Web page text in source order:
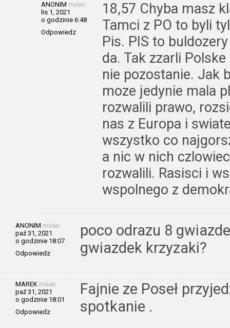
ANONIM mówi:
lis 1, 2021
o godzinie 6:48
Odpowiedz
18,57 Chyba masz
Tamci z PO to byli
Pis. PIS to
da. Tak zzarli
nie pozostanie. Jak
moze jedynie mala
rozwalili prawo,
nas z Europa i
wszystko co
a nic w nich
rozwalili. Rasisci i
wspolnego z
ANONIM mówi:
paź 31, 2021
o godzinie 18:07
Odpowiedz
poco odrazu 8
gwiazdek krzyzaki?
MAREK mówi:
paź 31, 2021
o godzinie 18:01
Odpowiedz
Fajnie ze Poseł
spotkanie .